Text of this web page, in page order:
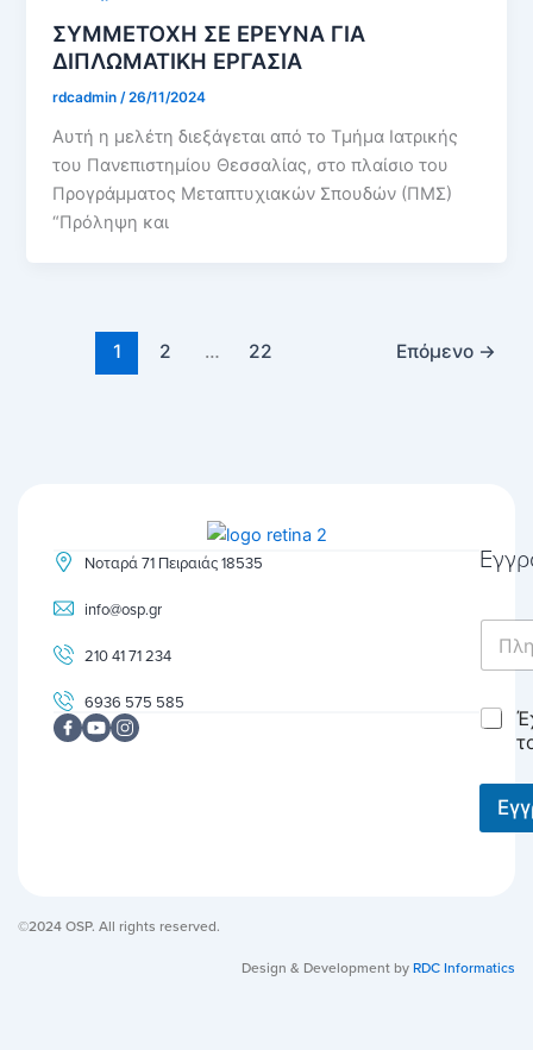
ΣΥΜΜΕΤΟΧΗ ΣΕ ΕΡΕΥΝΑ ΓΙΑ
ΔΙΠΛΩΜΑΤΙΚΗ ΕΡΓΑΣΙΑ
rdcadmin/26/11/2024
Αυτή η μελέτη διεξάγεται από το Τμήμα Ιατρικής
του Πανεπιστημίου Θεσσαλίας, στο πλαίσιο του
Προγράμματος Μεταπτυχιακών Σπουδών (ΠΜΣ)
“Πρόληψη και
1 2 … 22 Επόμενο →
Νοταρά 71 Πειραιάς 18535
info@osp.gr
210 41 71 234
6936 575 585
E
a
C
c
b
©2024 OSP. All rights reserved.
Design & Development byRDC Informatics